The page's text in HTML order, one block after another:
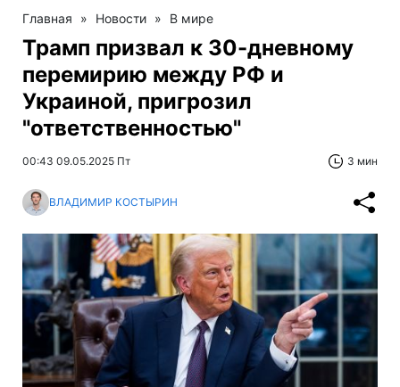
Главная » Новости » В мире
Трамп призвал к 30-дневному
перемирию между РФ и
Украиной, пригрозил
"ответственностью"
00:43 09.05.2025 Пт 3 мин
ВЛАДИМИР КОСТЫРИН